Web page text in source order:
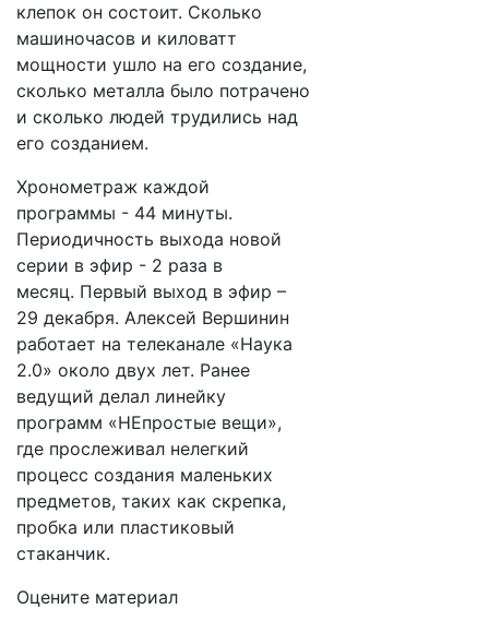
клепок он состоит. Сколько
машиночасов и киловатт
мощности ушло на его создание,
сколько металла было потрачено
и сколько людей трудились над
его созданием.
Хронометраж каждой
программы - 44 минуты.
Периодичность выхода новой
серии в эфир - 2 раза в
месяц. Первый выход в эфир –
29 декабря. Алексей Вершинин
работает на телеканале «Наука
2.0» около двух лет. Ранее
ведущий делал линейку
программ «НЕпростые вещи»,
где прослеживал нелегкий
процесс создания маленьких
предметов, таких как скрепка,
пробка или пластиковый
стаканчик.
Оцените материал